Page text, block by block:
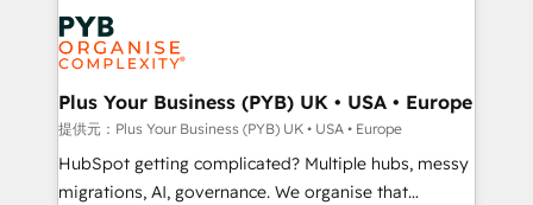
powerful growth engine. Built to convert, scale, and
drive results.
Marketing, Answer Engine Optimisation, and
Generative Engine Optimisation (AI Search),
HubSpot Content Hub, WordPress development,
B2B SEO, paid media, and content. We work with
enterprise and growth-led companies across
technology, professional services, financial services
and industrial sectors. Offices in Johannesburg, Cape
Plus Your Business (PYB) UK • USA • Europe
提供元：Plus Your Business (PYB) UK • USA • Europe
HubSpot getting complicated? Multiple hubs, messy
migrations, AI, governance. We organise that